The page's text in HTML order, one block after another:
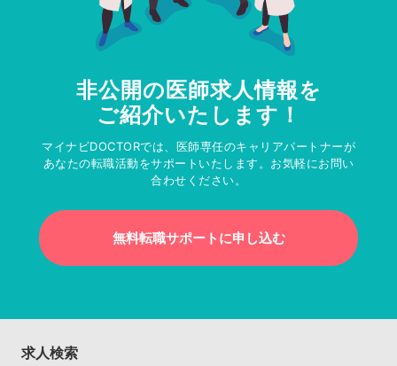
非公開の医師求人情報を
ご紹介いたします！
マイナビDOCTORでは、医師専任のキャリアパートナーが
あなたの転職活動をサポートいたします。お気軽にお問い
合わせください。
無料転職サポートに申し込む
求人検索